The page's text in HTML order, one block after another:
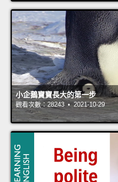
小企鵝寶寶長大的第一步
觀看次數：28243 • 2021-10-29